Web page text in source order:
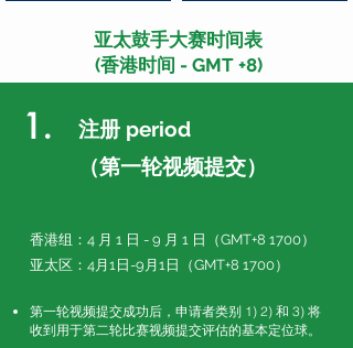
亚太鼓手大赛时间表
(香港时间 - GMT +8)
1. 注册 period
（第一轮视频提交）
香港组 ：4 月 1 日 - 9 月 1 日（GMT+8 1700）
亚太区：4月1日-9月1日（GMT+8 1700）
第一轮视频提交成功后，申请者类别 1) 2) 和 3) 将
收到用于第二轮比赛视频提交评估的基本定位球。